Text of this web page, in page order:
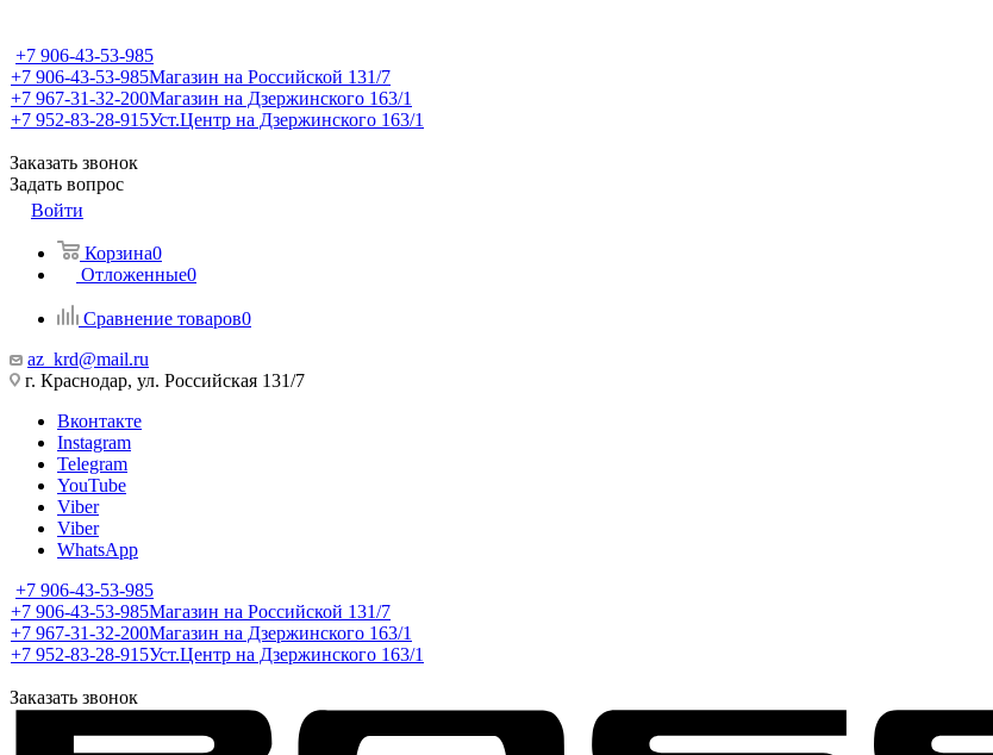
+7 906-43-53-985
+7 906-43-53-985Магазин на Российской 131/7
+7 967-31-32-200Магазин на Дзержинского 163/1
+7 952-83-28-915Уст.Центр на Дзержинского 163/1
Заказать звонок
Задать вопрос
Войти
Корзина0
Отложенные0
Сравнение товаров0
az_krd@mail.ru
г. Краснодар, ул. Российская 131/7
Вконтакте
Instagram
Telegram
YouTube
Viber
Viber
WhatsApp
+7 906-43-53-985
+7 906-43-53-985Магазин на Российской 131/7
+7 967-31-32-200Магазин на Дзержинского 163/1
+7 952-83-28-915Уст.Центр на Дзержинского 163/1
Заказать звонок